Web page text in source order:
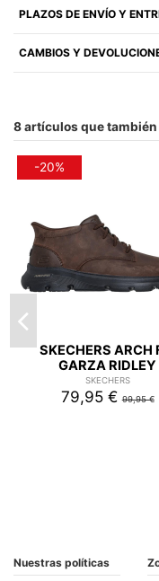
PLAZOS DE ENVÍO Y
CAMBIOS Y
8 artículos que
-20%
SKECHERS ARCH
GARZA RIDLEY
SKECHERS
79,95 €99,95 €
Nuestras políticas